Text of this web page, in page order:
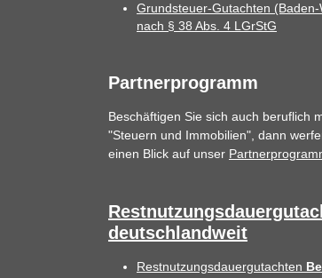
Grundsteuer-Gutachten
nach § 38 Abs. 4 LGrStG
Partnerprogramm
Beschäftigen Sie sich auch beruflich
"Steuern und Immobilien", dann
einen Blick auf unser
deutschlandweit
Restnutzungsdauergutachten